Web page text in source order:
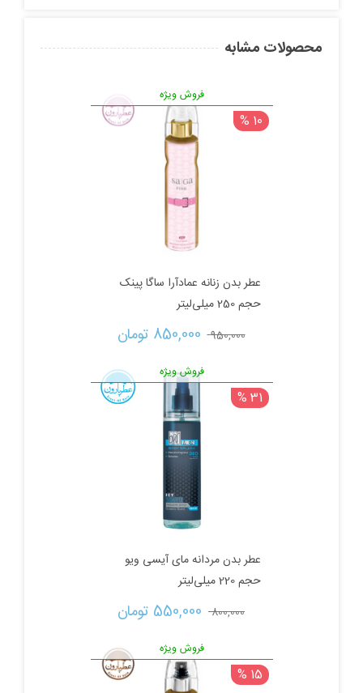
محصولات مشابه
فروش ویژه
10 %
عطر بدن زنانه عمادآرا ساگا پینک
حجم 250 میلی‌لیتر
950,000 قیمت
اصلی:
بود.
850,000 تومان
فعلی:
850,000 تومان.
فروش ویژه
31 %
عطر بدن مردانه مای آیسی ویو
حجم 220 میلی‌لیتر
800,000 قیمت
اصلی:
800,000 تومان
550,000 تومان
فعلی:
550,000 تومان.
فروش ویژه
15 %